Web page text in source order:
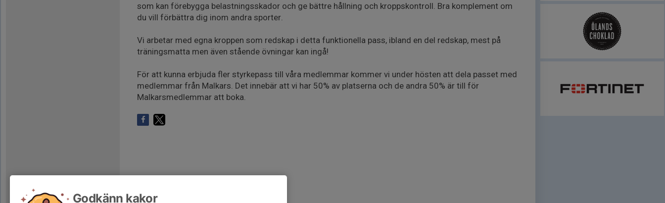
som kan förebygga belastningsskador och ge bättre hållning och kroppskontroll. Bra komplement om
du vill förbättra dig inom andra sporter.
Vi arbetar med egna kroppen som redskap i detta funktionella pass, ibland en del redskap, mest på
träningsmatta men även stående övningar kan ingå!
För att kunna erbjuda fler styrkepass till våra medlemmar kommer vi under hösten att dela passet med
medlemmar från Malkars. Det innebär att vi har 50% av platserna och de andra 50% är till för
Malkarsmedlemmar att boka.
Godkänn kakor